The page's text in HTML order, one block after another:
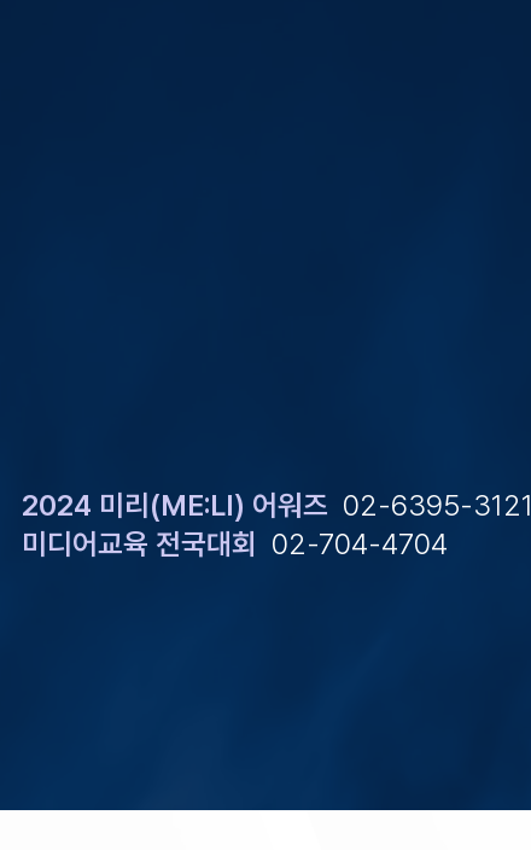
2024 미리(ME:LI) 어워즈 02-6395-3121
미디어교육 전국대회
02-704-4704